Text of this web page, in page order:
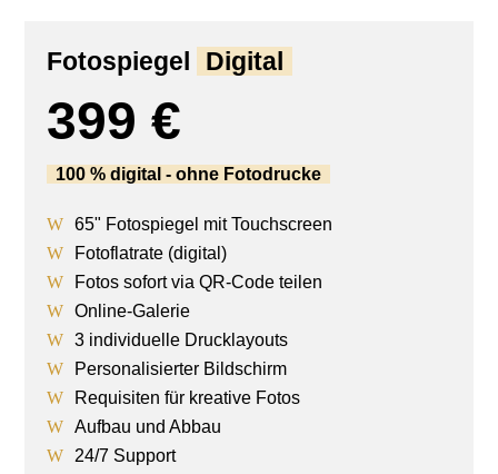
Fotospiegel Digital
399 €
100 % digital - ohne Fotodrucke
65" Fotospiegel mit Touchscreen
Fotoflatrate (digital)
Fotos sofort via QR-Code teilen
Online-Galerie
3 individuelle Drucklayouts
Personalisierter Bildschirm
Requisiten für kreative Fotos
Aufbau und Abbau
24/7 Support